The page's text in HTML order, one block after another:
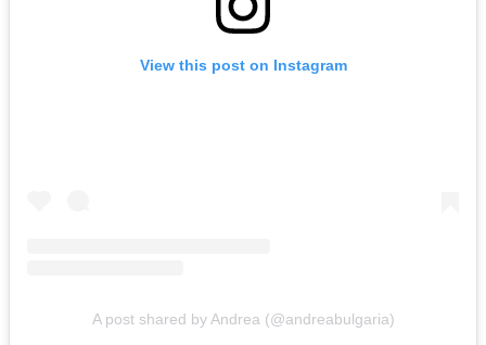
View this post on Instagram
A post shared by Andrea (@andreabulgaria)